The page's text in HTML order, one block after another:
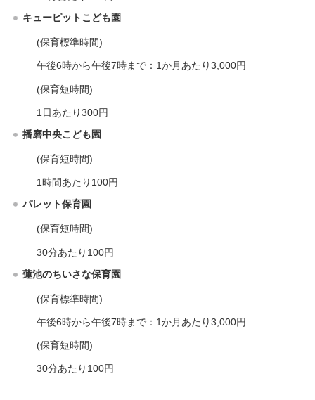
キューピットこども園
(保育標準時間)
午後6時から午後7時まで：1か月あたり3,000円
(保育短時間)
1日あたり300円
播磨中央こども園
(保育短時間)
1時間あたり100円
パレット保育園
(保育短時間)
30分あたり100円
蓮池のちいさな保育園
(保育標準時間)
午後6時から午後7時まで：1か月あたり3,000円
(保育短時間)
30分あたり100円